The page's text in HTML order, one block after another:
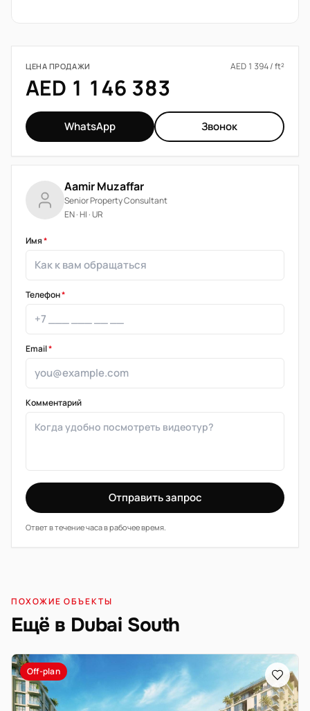
ЦЕНА ПРОДАЖИ AED 1 394 / ft²
AED 1 146 383
WhatsApp Звонок
Aamir Muzaffar
Senior Property Consultant
EN · HI · UR
Имя*
Телефон*
Email*
Комментарий
Отправить запрос
Ответ в течение часа в рабочее время.
ПОХОЖИЕ ОБЪЕКТЫ
Ещё в Dubai South
Off-plan